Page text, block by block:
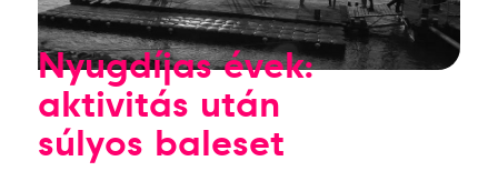
Nyugdíjas évek:
aktivitás után
súlyos baleset